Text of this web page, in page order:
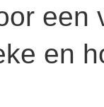
een
en